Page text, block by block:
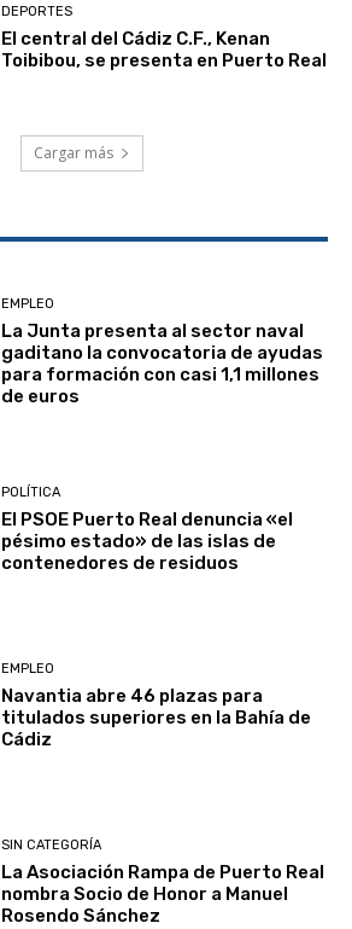
DEPORTES
El central del Cádiz C.F., Kenan
Toibibou, se presenta en Puerto Real
Cargar más
EMPLEO
La Junta presenta al sector naval
gaditano la convocatoria de ayudas
para formación con casi 1,1 millones
de euros
POLÍTICA
El PSOE Puerto Real denuncia «el
pésimo estado» de las islas de
contenedores de residuos
EMPLEO
Navantia abre 46 plazas para
titulados superiores en la Bahía de
Cádiz
SIN CATEGORÍA
La Asociación Rampa de Puerto Real
nombra Socio de Honor a Manuel
Rosendo Sánchez